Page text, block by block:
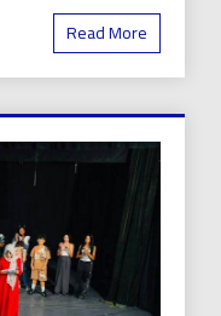
Read More